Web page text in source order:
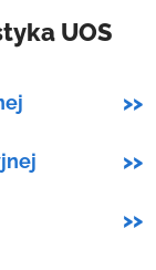
UOS
>>
>>
>>